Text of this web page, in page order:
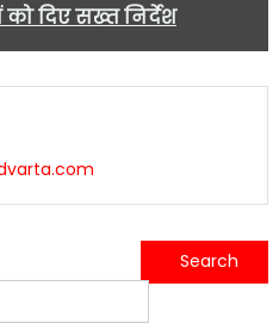
को दिए सख्त निर्देश
हर सामाजिक समस्या का समाधान बन जाऊँ,ज़रूरतमंदों की ज़रूरत का सामान बन आऊँ-समाजसेवियों ने किया सामान दान….